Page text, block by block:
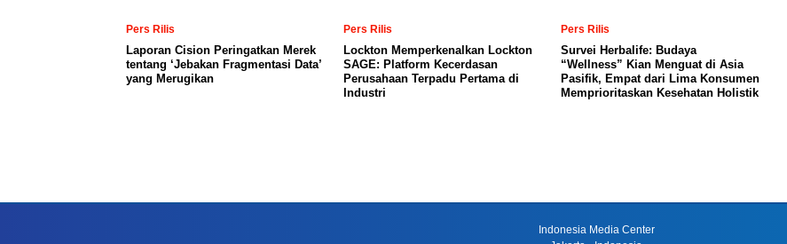
Pers Rilis
Laporan Cision Peringatkan Merek
tentang ‘Jebakan Fragmentasi Data’
yang Merugikan
Pers Rilis
Lockton Memperkenalkan Lockton
SAGE: Platform Kecerdasan
Perusahaan Terpadu Pertama di
Industri
Pers Rilis
Survei Herbalife: Budaya
“Wellness” Kian Menguat di Asia
Pasifik, Empat dari Lima Konsumen
Memprioritaskan Kesehatan Holistik
Indonesia Media Center